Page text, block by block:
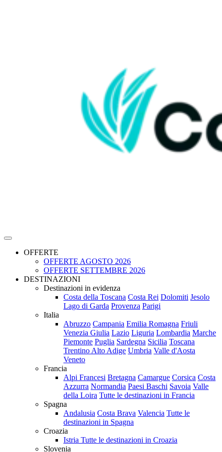
OFFERTE
OFFERTE AGOSTO 2026
OFFERTE SETTEMBRE 2026
DESTINAZIONI
Destinazioni in evidenza
Costa della Toscana Costa Rei Dolomiti Jesolo
Lago di Garda Provenza Parigi
Italia
Abruzzo Campania Emilia Romagna Friuli
Venezia Giulia Lazio Liguria Lombardia Marche
Piemonte Puglia Sardegna Sicilia Toscana
Trentino Alto Adige Umbria Valle d'Aosta
Veneto
Francia
Alpi Francesi Bretagna Camargue Corsica Costa
Azzurra Normandia Paesi Baschi Savoia Valle
della Loira Tutte le destinazioni in Francia
Spagna
Andalusia Costa Brava Valencia Tutte le
destinazioni in Spagna
Croazia
Istria Tutte le destinazioni in Croazia
Slovenia